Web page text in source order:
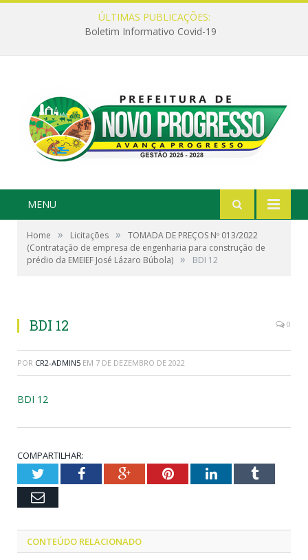
ÚLTIMAS PUBLICAÇÕES:
Boletim Informativo Covid-19
MENU
Home » Licitações »
TOMADA DE PREÇOS Nº 013/2022
(Contratação de empresa de engenharia para construção de
prédio da EMEIEF José Lázaro Búbola) » BDI 12
BDI 12 0
POR CR2-ADMIN5 EM 7 DE DEZEMBRO DE 2022
BDI 12
COMPARTILHAR:
TwitterFacebookGoogle+PinterestLinkedInTumblr
Email
CONTEÚDO RELACIONADO